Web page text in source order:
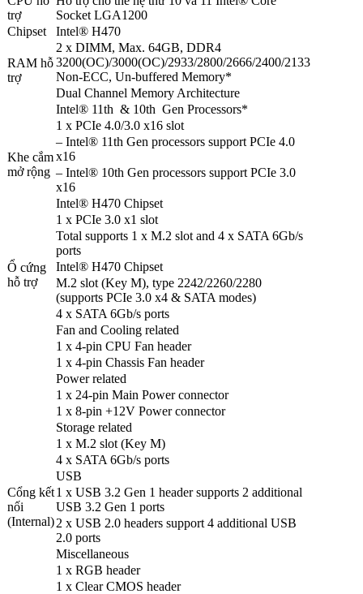
trợ
Socket LGA1200
Chipset
Intel® H470
RAM hỗ
trợ
2 x DIMM, Max. 64GB, DDR4
3200(OC)/3000(OC)/2933/2800/2666/2400/2133
Non-ECC, Un-buffered Memory*
Dual Channel Memory Architecture
Khe cắm
mở rộng
Intel® 11th & 10th Gen Processors*
1 x PCIe 4.0/3.0 x16 slot
– Intel® 11th Gen processors support PCIe 4.0
x16
– Intel® 10th Gen processors support PCIe 3.0
x16
Intel® H470 Chipset
1 x PCIe 3.0 x1 slot
Ổ cứng
hỗ trợ
Total supports 1 x M.2 slot and 4 x SATA 6Gb/s
ports
Intel® H470 Chipset
M.2 slot (Key M), type 2242/2260/2280
(supports PCIe 3.0 x4 & SATA modes)
4 x SATA 6Gb/s ports
Cổng kết
nối
(Internal)
Fan and Cooling related
1 x 4-pin CPU Fan header
1 x 4-pin Chassis Fan header
Power related
1 x 24-pin Main Power connector
1 x 8-pin +12V Power connector
Storage related
1 x M.2 slot (Key M)
4 x SATA 6Gb/s ports
USB
1 x USB 3.2 Gen 1 header supports 2 additional
USB 3.2 Gen 1 ports
2 x USB 2.0 headers support 4 additional USB
2.0 ports
Miscellaneous
1 x RGB header
1 x Clear CMOS header